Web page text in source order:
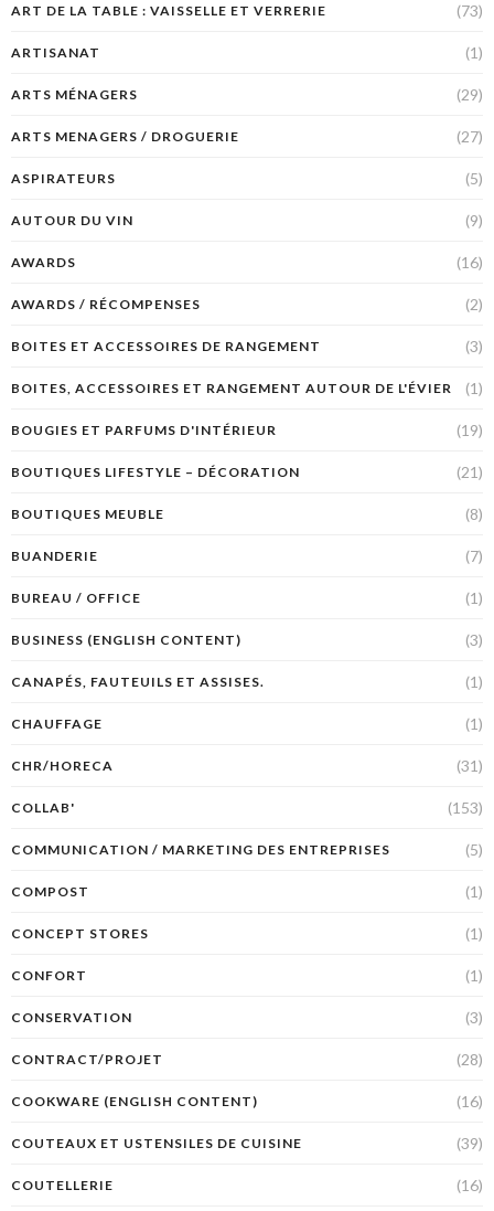
ART DE LA TABLE : VAISSELLE ET VERRERIE (73)
ARTISANAT (1)
ARTS MÉNAGERS (29)
ARTS MENAGERS / DROGUERIE (27)
ASPIRATEURS (5)
AUTOUR DU VIN (9)
AWARDS (16)
AWARDS / RÉCOMPENSES (2)
BOITES ET ACCESSOIRES DE RANGEMENT (3)
BOITES, ACCESSOIRES ET RANGEMENT AUTOUR DE L'ÉVIER (1)
BOUGIES ET PARFUMS D'INTÉRIEUR (19)
BOUTIQUES LIFESTYLE – DÉCORATION (21)
BOUTIQUES MEUBLE (8)
BUANDERIE (7)
BUREAU / OFFICE (1)
BUSINESS (ENGLISH CONTENT) (3)
CANAPÉS, FAUTEUILS ET ASSISES. (1)
CHAUFFAGE (1)
CHR/HORECA (31)
COLLAB' (153)
COMMUNICATION / MARKETING DES ENTREPRISES (5)
COMPOST (1)
CONCEPT STORES (1)
CONFORT (1)
CONSERVATION (3)
CONTRACT/PROJET (28)
COOKWARE (ENGLISH CONTENT) (16)
COUTEAUX ET USTENSILES DE CUISINE (39)
COUTELLERIE (16)